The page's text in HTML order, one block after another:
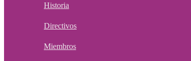
Historia
Directivos
Miembros